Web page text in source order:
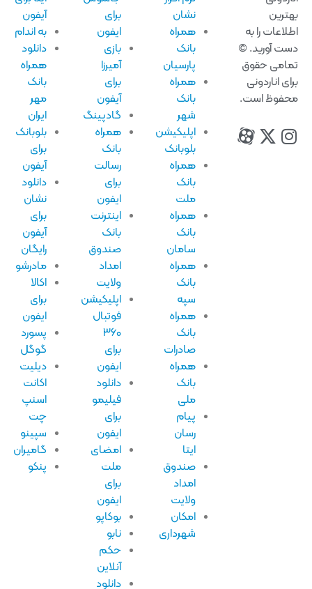
را به
آورید. ©
حقوق
اناردونی
است.
نشان
همراه
پارسیان
همراه
اپلیکیشن
بلوبانک
همراه
همراه
سامان
همراه
همراه
صادرات
همراه
پیام
رسان
صندوق
امداد
ولایت
امکان
شهرداری
ایفون
بازی
آیفون
گادپینگ
همراه
رسالت
ایفون
اینترنت
صندوق
امداد
ولایت
اپلیکیشن
فوتبال
ایفون
دانلود
فیلیمو
ایفون
امضای
ایفون
بوکاپو
نابو
حکم
آنلاین
دانلود
آیفون
به اندام
دانلود
همراه
بلوبانک
آیفون
دانلود
نشان
آیفون
رایگان
مادرشو
اکالا
ایفون
پسورد
گوگل
دیلیت
اکانت
اسنپ
سپینو
گامیران
پنکو